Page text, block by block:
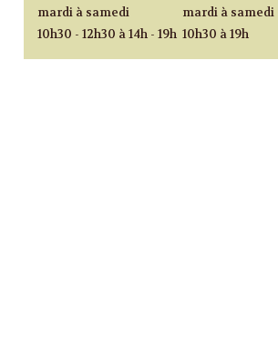
mardi à samedi
10h30 - 12h30 à 14h - 19h
mardi à samedi
10h30 à 19h